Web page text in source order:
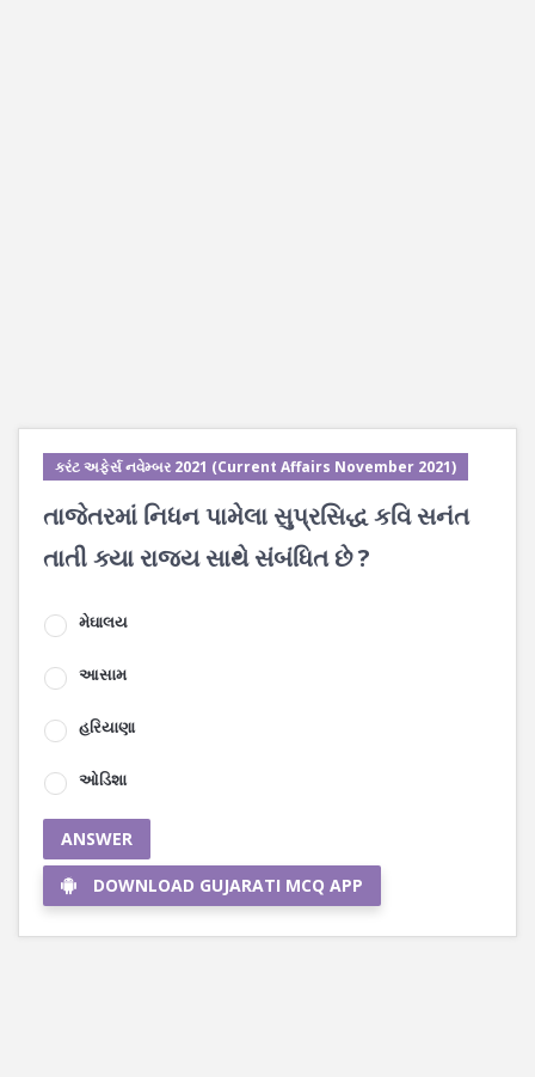
કરંટ અફેર્સ નવેમ્બર 2021 (Current Affairs November 2021)
તાજેતરમાં નિધન પામેલા સુપ્રસિદ્ધ કવિ સનંત
તાતી ક્યા રાજ્ય સાથે સંબંધિત છે ?
મેઘાલય
આસામ
હરિયાણા
ઓડિશા
ANSWER
DOWNLOAD GUJARATI MCQ APP